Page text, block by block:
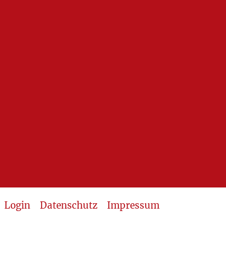
Login Datenschutz Impressum